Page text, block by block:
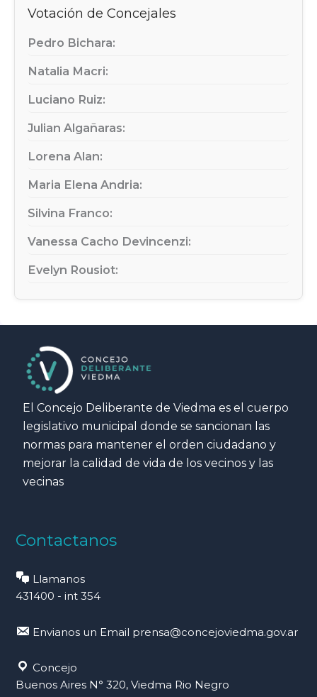
Votación de Concejales
Pedro Bichara:
Natalia Macri:
Luciano Ruiz:
Julian Algañaras:
Lorena Alan:
Maria Elena Andria:
Silvina Franco:
Vanessa Cacho Devincenzi:
Evelyn Rousiot:
El Concejo Deliberante de Viedma es el cuerpo
legislativo municipal donde se sancionan las
normas para mantener el orden ciudadano y
mejorar la calidad de vida de los vecinos y las
vecinas
Contactanos
Llamanos
431400 - int 354
Envianos un Email prensa@concejoviedma.gov.ar
Concejo
Buenos Aires N° 320, Viedma Rio Negro